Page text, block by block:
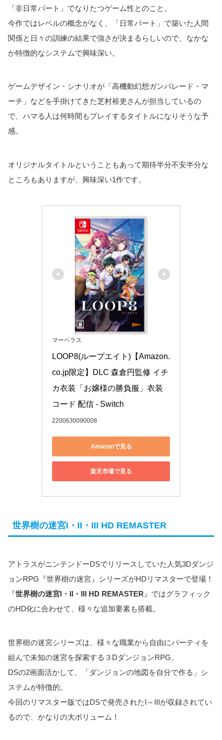
「非日常パート」でなりたつゲーム性とのこと。
今作ではレベルの概念がなく、「日常パート」で築いた人間
関係と日々の訓練の結果で強さが決まるらしいので、なかな
か特徴的なシステムで興味深い。
ゲームデザイン・シナリオが「高機動幻想ガンパレード・マ
ーチ」などを手掛けてきた芝村裕吏さんが担当しているの
で、ハマる人は何時間もプレイするタイトルになりそうな予
感。
オリジナルタイトルということもあって期待半分不安半分な
ところもありますが、興味深い1作です。
マーベラス
LOOP8(ループエイト)【Amazon.
co.jp限定】DLC 森倉円監修 イチ
カ衣装「お嬢様の勝負服」衣装
コード 配信 - Switch
2200630090008
Amazonで見る
楽天市場で見る
世界樹の迷宮I・II・III HD REMASTER
アトラスがニンテンドーDSでリリースしていた人気3Dダンジ
ョンRPG『世界樹の迷宮』シリーズがHDリマスターで登場！
『世界樹の迷宮I・II・III HD REMASTER 』ではグラフィック
のHD化に合わせて、様々な追加要素も搭載。
世界樹の迷宮シリーズは、様々な職業から自由にパーティを
組んで未知の迷宮を探索する３DダンジョンRPG。
DSの2画面活かして、「ダンジョンの地図を自分で作る」シ
ステムが特徴的。
今回のリマスター版ではDSで発売されたI～IIIが収録されてい
るので、かなりの大ボリューム！